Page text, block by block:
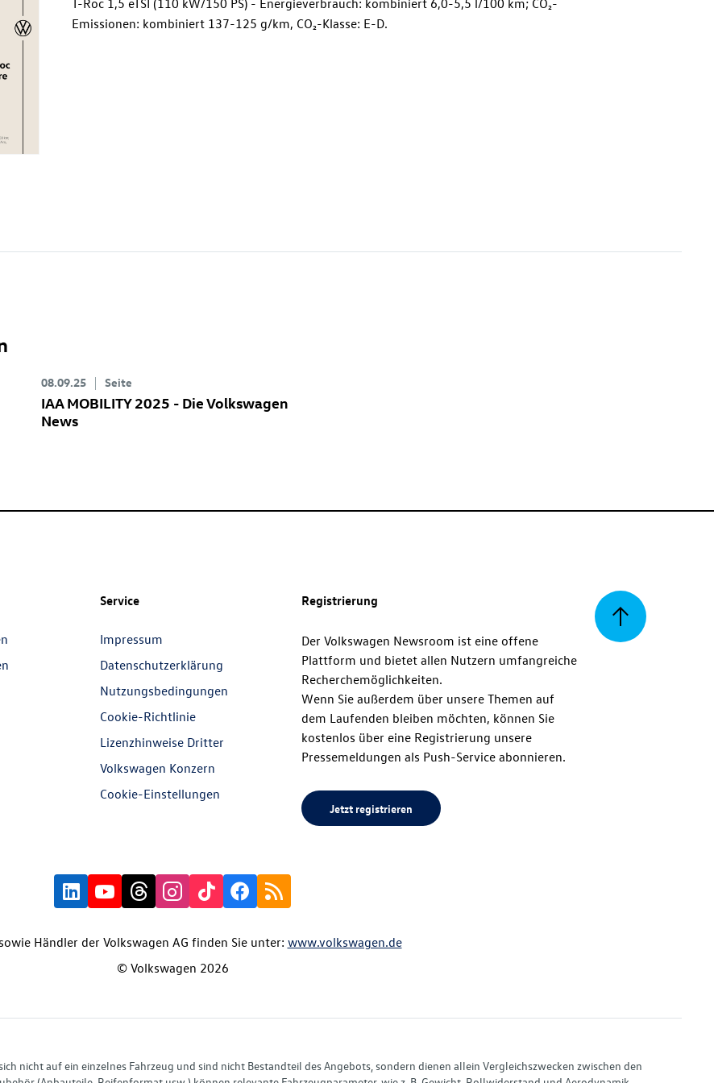
T-Roc 1,5 eTSI (110 kW/150 PS) - Energieverbrauch: kombiniert 6,0-5,5 l/100 km; CO₂-
Emissionen: kombiniert 137-125 g/km, CO₂-Klasse: E-D.
08.09.25 Seite
IAA MOBILITY 2025 - Die Volkswagen
News
Zurück
Service
Impressum
Datenschutzerklärung
Nutzungsbedingungen
Cookie-Richtlinie
Lizenzhinweise Dritter
Volkswagen Konzern
Cookie-Einstellungen
Registrierung
Der Volkswagen Newsroom ist eine offene
Plattform und bietet allen Nutzern umfangreiche
Recherchemöglichkeiten.
Wenn Sie außerdem über unsere Themen auf
dem Laufenden bleiben möchten, können Sie
kostenlos über eine Registrierung unsere
Pressemeldungen als Push-Service abonnieren.
Jetzt registrieren
Händler der Volkswagen AG finden Sie unter: www.volkswagen.de
© Volkswagen 2026
nicht auf ein einzelnes Fahrzeug und sind nicht Bestandteil des Angebots, sondern dienen allein Vergleichszwecken zwischen den